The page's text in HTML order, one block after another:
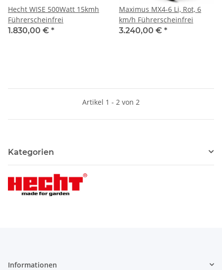
Hecht WISE 500Watt 15kmh
Führerscheinfrei
1.830,00 € *
Maximus MX4-6 Li, Rot, 6
km/h Führerscheinfrei
3.240,00 € *
Artikel 1 - 2 von 2
Kategorien
Informationen